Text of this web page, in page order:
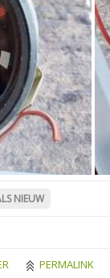
NIEUW
PERMALINK